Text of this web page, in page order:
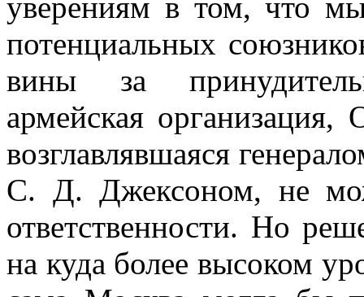
потенциальных
вины за
армейская
возглавлявшаяся
С. Д. Джексоном, не
ответственно­сти. Но
на куда более высоком